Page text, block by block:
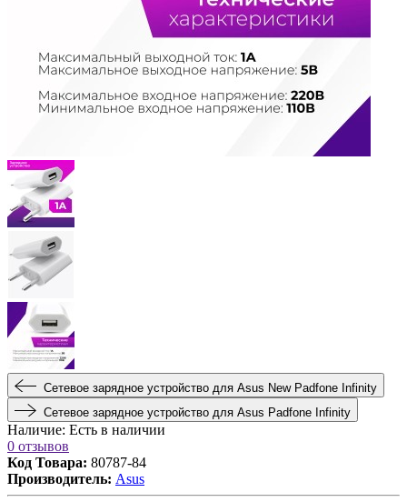
Сетевое зарядное устройство для Asus New Padfone Infinity
Сетевое зарядное устройство для Asus Padfone Infinity
Наличие: Есть в наличии
0 отзывов
Код Товара: 80787-84
Производитель: Asus